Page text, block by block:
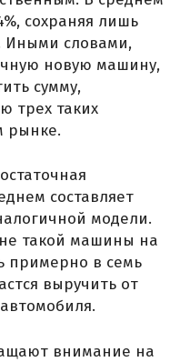
сохраняя лишь
Иными словами,
новую машину,
сумму,
трех таких
рынке.
составляет
модели.
такой машины на
примерно в семь
выручить от
внимание на